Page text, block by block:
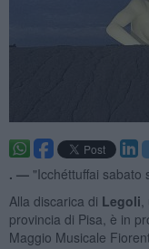
. — "Icchéttuffai sabato
Alla discarica di Legoli
provincia di Pisa, è in
Maggio Musicale